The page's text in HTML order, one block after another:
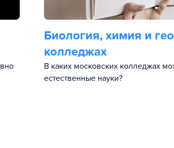
Биология, химия и
колледжах
В каких московских колледжах
естественные науки?